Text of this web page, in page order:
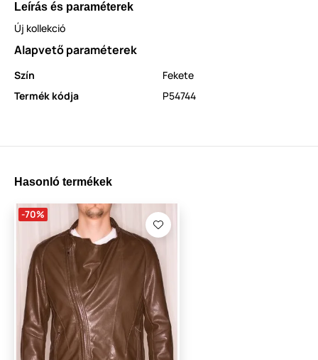
Leírás és paraméterek
Új kollekció
Alapvető paraméterek
Szín
Fekete
Termék kódja
P54744
Hasonló termékek
-70%